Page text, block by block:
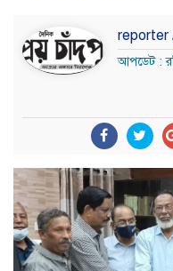
reporter
আপডেট :